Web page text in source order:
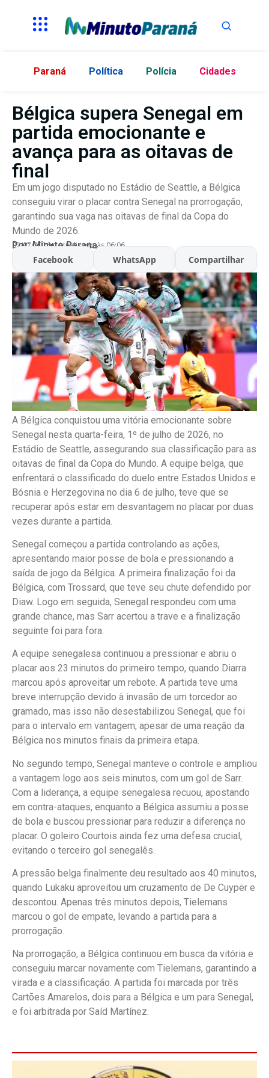
Paraná Política Polícia Cidades
Bélgica supera Senegal em
partida emocionante e
avança para as oitavas de
final
Em um jogo disputado no Estádio de Seattle, a Bélgica
conseguiu virar o placar contra Senegal na prorrogação,
garantindo sua vaga nas oitavas de final da Copa do
Mundo de 2026.
Por:Minuto Parana
02/07/2026 Atualizado às 06:06
Facebook WhatsApp Compartilhar
A Bélgica conquistou uma vitória emocionante sobre
Senegal nesta quarta-feira, 1º de julho de 2026, no
Estádio de Seattle, assegurando sua classificação para as
oitavas de final da Copa do Mundo. A equipe belga, que
enfrentará o classificado do duelo entre Estados Unidos e
Bósnia e Herzegovina no dia 6 de julho, teve que se
recuperar após estar em desvantagem no placar por duas
vezes durante a partida.
Senegal começou a partida controlando as ações,
apresentando maior posse de bola e pressionando a
saída de jogo da Bélgica. A primeira finalização foi da
Bélgica, com Trossard, que teve seu chute defendido por
Diaw. Logo em seguida, Senegal respondeu com uma
grande chance, mas Sarr acertou a trave e a finalização
seguinte foi para fora.
A equipe senegalesa continuou a pressionar e abriu o
placar aos 23 minutos do primeiro tempo, quando Diarra
marcou após aproveitar um rebote. A partida teve uma
breve interrupção devido à invasão de um torcedor ao
gramado, mas isso não desestabilizou Senegal, que foi
para o intervalo em vantagem, apesar de uma reação da
Bélgica nos minutos finais da primeira etapa.
No segundo tempo, Senegal manteve o controle e ampliou
a vantagem logo aos seis minutos, com um gol de Sarr.
Com a liderança, a equipe senegalesa recuou, apostando
em contra-ataques, enquanto a Bélgica assumiu a posse
de bola e buscou pressionar para reduzir a diferença no
placar. O goleiro Courtois ainda fez uma defesa crucial,
evitando o terceiro gol senegalês.
A pressão belga finalmente deu resultado aos 40 minutos,
quando Lukaku aproveitou um cruzamento de De Cuyper e
descontou. Apenas três minutos depois, Tielemans
marcou o gol de empate, levando a partida para a
prorrogação.
Na prorrogação, a Bélgica continuou em busca da vitória e
conseguiu marcar novamente com Tielemans, garantindo a
virada e a classificação. A partida foi marcada por três
Cartões Amarelos, dois para a Bélgica e um para Senegal,
e foi arbitrada por Saíd Martínez.